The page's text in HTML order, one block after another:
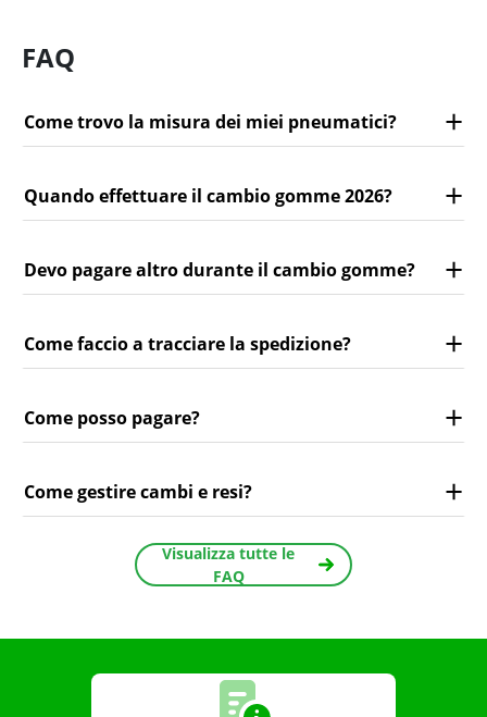
FAQ
Come trovo la misura dei miei pneumatici?
Quando effettuare il cambio gomme 2026?
Devo pagare altro durante il cambio gomme?
Come faccio a tracciare la spedizione?
Come posso pagare?
Come gestire cambi e resi?
Visualizza tutte le
FAQ